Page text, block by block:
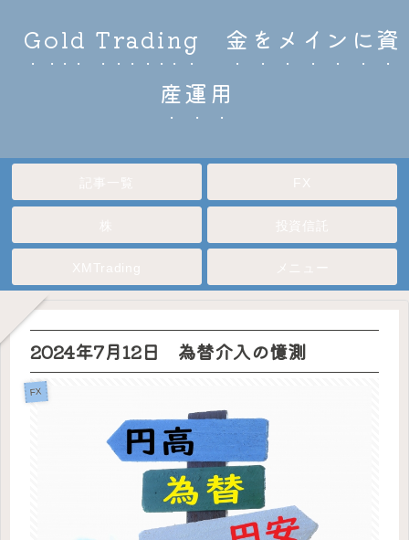
Gold Trading 金をメインに資
産運用
2024年7月12日 為替介入の憶測
FX